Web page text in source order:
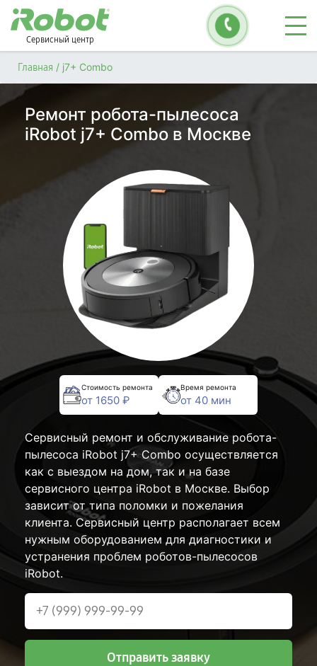
Сервисный центр
Главная / j7+ Combo
Ремонт робота-пылесоса
iRobot j7+ Combo в Москве
Стоимость ремонта
от 1650 ₽
Время ремонта
от 40 мин
Сервисный ремонт и обслуживание робота-
пылесоса iRobot j7+ Combo осуществляется
как с выездом на дом, так и на базе
сервисного центра iRobot в Москве. Выбор
зависит от типа поломки и пожелания
клиента. Сервисный центр располагает всем
нужным оборудованием для диагностики и
устранения проблем роботов-пылесосов
iRobot.
Отправить заявку